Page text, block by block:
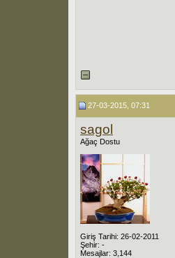
27-03-2015, 07:31
sagol
Ağaç Dostu
Giriş Tarihi: 26-02-2011
Şehir: -
Mesajlar: 3,144